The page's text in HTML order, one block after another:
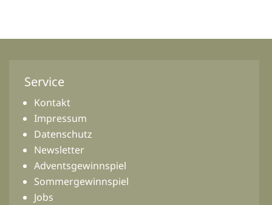
Service
Kontakt
Impressum
Datenschutz
Newsletter
Adventsgewinnspiel
Sommergewinnspiel
Jobs